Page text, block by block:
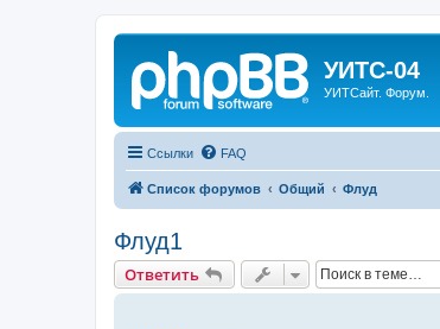
УИТС-04
УИТСайт. Форум.
Ссылки FAQ
Список форумов Общий Флуд
Флуд1
Ответить